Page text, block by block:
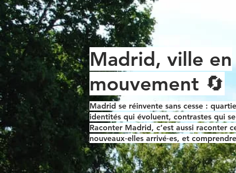
Madrid, ville en
mouvement 🔄
Madrid se réinvente sans cesse :
identités qui évoluent, contrastes qui
Raconter Madrid, c’est aussi raconter
nouveaux·elles arrivé·es, et